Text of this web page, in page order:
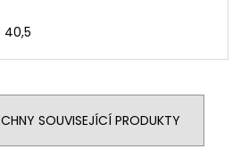
40,5
SOUVISEJÍCÍ PRODUKTY